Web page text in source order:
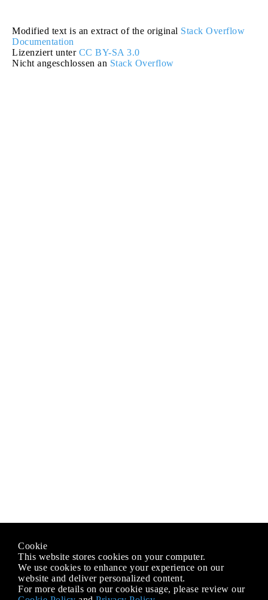
Modified text is an extract of the original Stack Overflow
Documentation
Lizenziert unter CC BY-SA 3.0
Nicht angeschlossen an Stack Overflow
Cookie
This website stores cookies on your computer.
We use cookies to enhance your experience on our
website and deliver personalized content.
For more details on our cookie usage, please review our